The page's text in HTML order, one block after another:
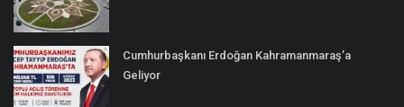
Cumhurbaşkanı Erdoğan Kahramanmaraş’a
Geliyor